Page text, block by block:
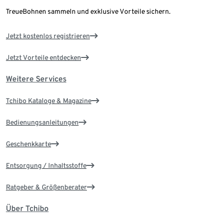
TreueBohnen sammeln und exklusive Vorteile sichern.
Jetzt kostenlos registrieren
Jetzt Vorteile entdecken
Weitere Services
Tchibo Kataloge & Magazine
Bedienungsanleitungen
Geschenkkarte
Entsorgung / Inhaltsstoffe
Ratgeber & Größenberater
Über Tchibo